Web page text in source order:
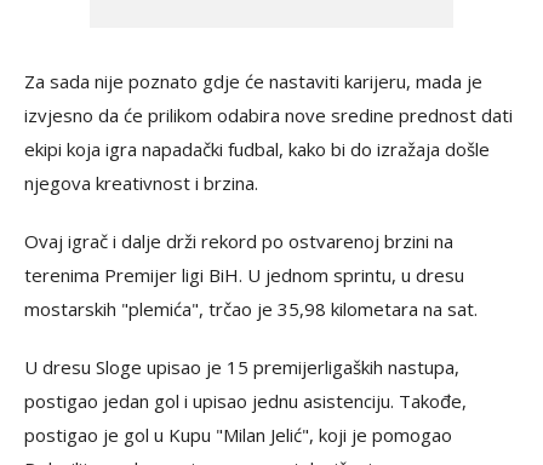
Za sada nije poznato gdje će nastaviti karijeru, mada je
izvjesno da će prilikom odabira nove sredine prednost dati
ekipi koja igra napadački fudbal, kako bi do izražaja došle
njegova kreativnost i brzina.
Ovaj igrač i dalje drži rekord po ostvarenoj brzini na
terenima Premijer ligi BiH. U jednom sprintu, u dresu
mostarskih "plemića", trčao je 35,98 kilometara na sat.
U dresu Sloge upisao je 15 premijerligaških nastupa,
postigao jedan gol i upisao jednu asistenciju. Takođe,
postigao je gol u Kupu "Milan Jelić", koji je pomogao